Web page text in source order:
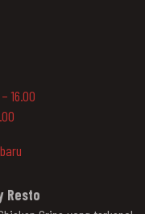
16.00
Resto